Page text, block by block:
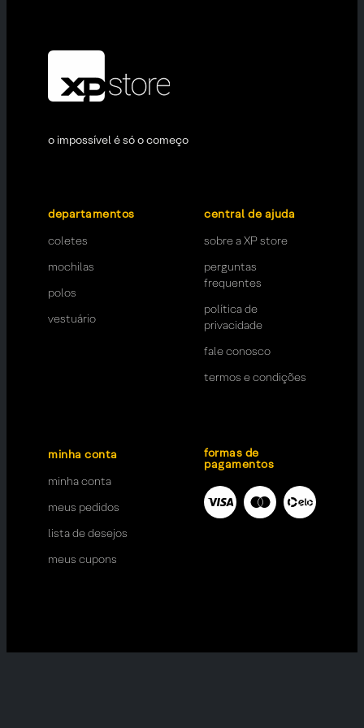
o impossível é só o começo
departamentos
coletes
mochilas
polos
vestuário
central de ajuda
sobre a XP store
perguntas
frequentes
política de
privacidade
fale conosco
termos e condições
minha conta
minha conta
meus pedidos
lista de desejos
meus cupons
formas de
pagamentos